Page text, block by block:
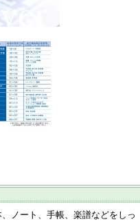
ノート、手帳、楽譜などをしっ